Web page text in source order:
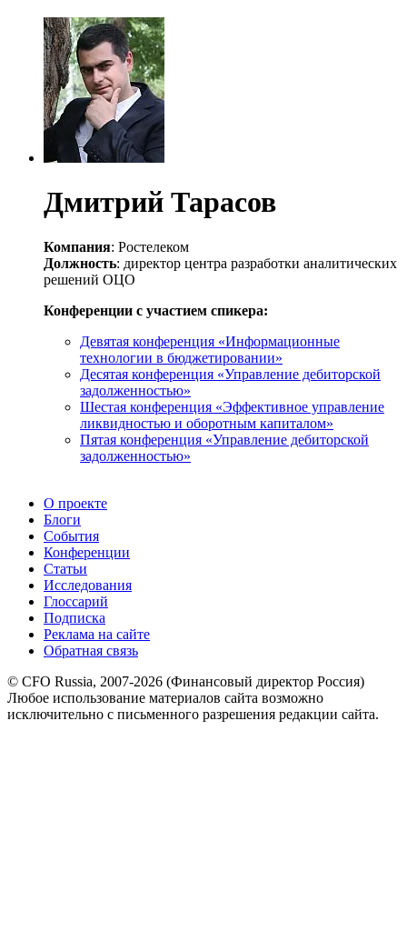
Дмитрий Тарасов
Компания: Ростелеком
Должность: директор центра разработки аналитических
решений ОЦО
Конференции с участием спикера:
Девятая конференция «Информационные
технологии в бюджетировании»
Десятая конференция «Управление дебиторской
задолженностью»
Шестая конференция «Эффективное управление
ликвидностью и оборотным капиталом»
Пятая конференция «Управление дебиторской
задолженностью»
О проекте
Блоги
События
Конференции
Статьи
Исследования
Глоссарий
Подписка
Реклама на сайте
Обратная связь
© CFO Russia, 2007-2026 (Финансовый директор Россия)
Любое использование материалов сайта возможно
исключительно с письменного разрешения редакции сайта.